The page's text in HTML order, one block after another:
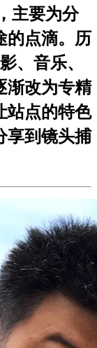
主要为分
的点滴。历
、音乐、
渐改为专精
站点的特色
享到镜头捕